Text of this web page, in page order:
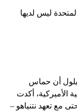
ليس لديها
أن حماس
أكدت
مع تعهد نتنياهو –